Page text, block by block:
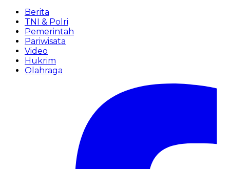
Berita
TNI & Polri
Pemerintah
Pariwisata
Video
Hukrim
Olahraga